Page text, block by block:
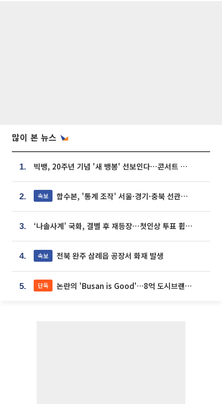
많이 본 뉴스
1. 빅뱅, 20주년 기념 '새 뱅봉' 선보인다⋯콘서트 앞두고 팝업 개최
2. 속보 합수본, '통계 조작' 서울·경기·충북 선관위 등 추가 압수수색
3. ‘나솔사계’ 국화, 결별 후 재등장⋯첫인상 투표 휩쓸고 ‘인기녀’ 등극
4. 속보 전북 완주 삼례읍 공장서 화재 발생
5. 단독 논란의 'Busan is Good'…8억 도시브랜드, 용산 대통령실 CI 업체가 수행